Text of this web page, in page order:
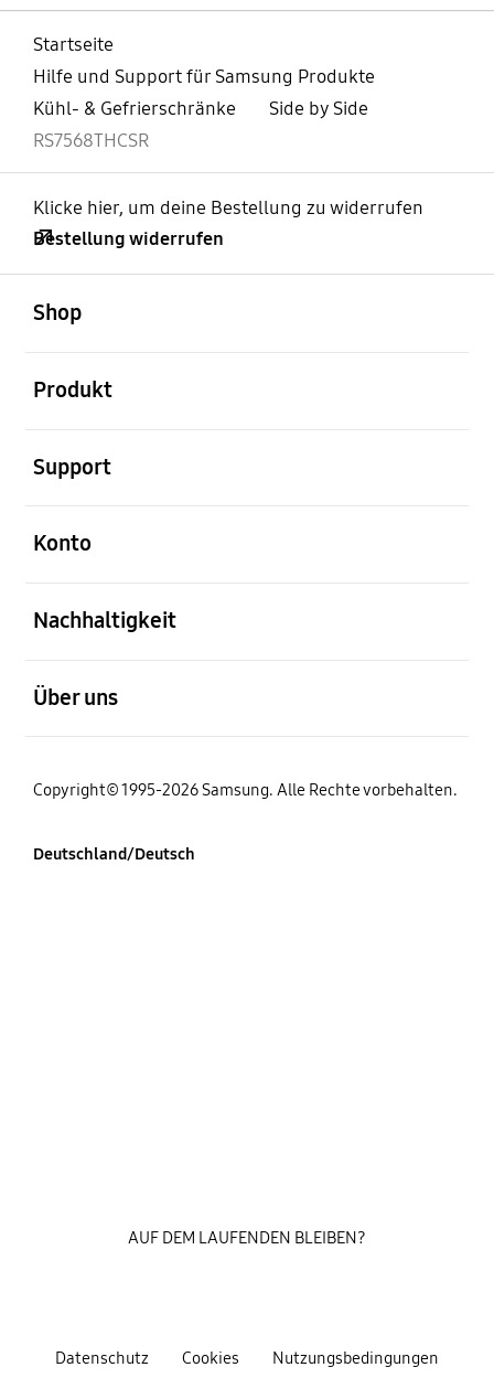
Startseite
Hilfe und Support für Samsung Produkte
Kühl- & Gefrierschränke
Side by Side
RS7568THCSR
Klicke hier, um deine Bestellung zu widerrufen
Bestellung widerrufen
Shop
Produkt
Support
Konto
Nachhaltigkeit
Über uns
Copyright© 1995-2026 Samsung. Alle Rechte vorbehalten.
Deutschland/Deutsch
Datenschutz Cookies Nutzungsbedingungen
AUF DEM LAUFENDEN BLEIBEN?